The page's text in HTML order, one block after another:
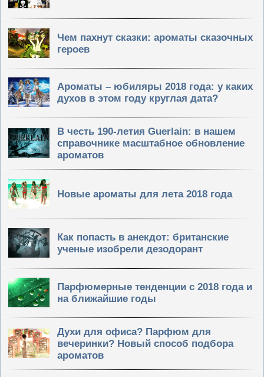
Чем пахнут сказки: ароматы сказочных
героев
Ароматы – юбиляры 2018 года: у каких
духов в этом году круглая дата?
В честь 190-летия Guerlain: в нашем
справочнике масштабное обновление
ароматов
Новые ароматы для лета 2018 года
Как попасть в анекдот: британские
ученые изобрели дезодорант
Парфюмерные тенденции с 2018 года и
на ближайшие годы
Духи для офиса? Парфюм для
вечеринки? Новый способ подбора
ароматов